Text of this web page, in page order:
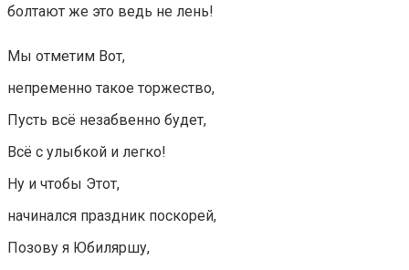
болтают же это ведь не лень!
Мы отметим Вот,
непременно такое торжество,
Пусть всё незабвенно будет,
Всё с улыбкой и легко!
Ну и чтобы Этот,
начинался праздник поскорей,
Позову я Юбиляршу,